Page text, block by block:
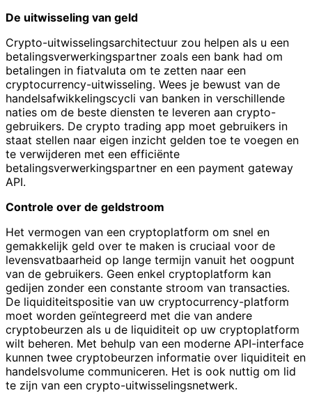
De uitwisseling van geld
Crypto-uitwisselingsarchitectuur zou helpen als u een
betalingsverwerkingspartner zoals een bank had om
betalingen in fiatvaluta om te zetten naar een
cryptocurrency-uitwisseling. Wees je bewust van de
handelsafwikkelingscycli van banken in verschillende
naties om de beste diensten te leveren aan crypto-
gebruikers. De crypto trading app moet gebruikers in
staat stellen naar eigen inzicht gelden toe te voegen en
te verwijderen met een efficiënte
betalingsverwerkingspartner en een payment gateway
API.
Controle over de geldstroom
Het vermogen van een cryptoplatform om snel en
gemakkelijk geld over te maken is cruciaal voor de
levensvatbaarheid op lange termijn vanuit het oogpunt
van de gebruikers. Geen enkel cryptoplatform kan
gedijen zonder een constante stroom van transacties.
De liquiditeitspositie van uw cryptocurrency-platform
moet worden geïntegreerd met die van andere
cryptobeurzen als u de liquiditeit op uw cryptoplatform
wilt beheren. Met behulp van een moderne API-interface
kunnen twee cryptobeurzen informatie over liquiditeit en
handelsvolume communiceren. Het is ook nuttig om lid
te zijn van een crypto-uitwisselingsnetwerk.